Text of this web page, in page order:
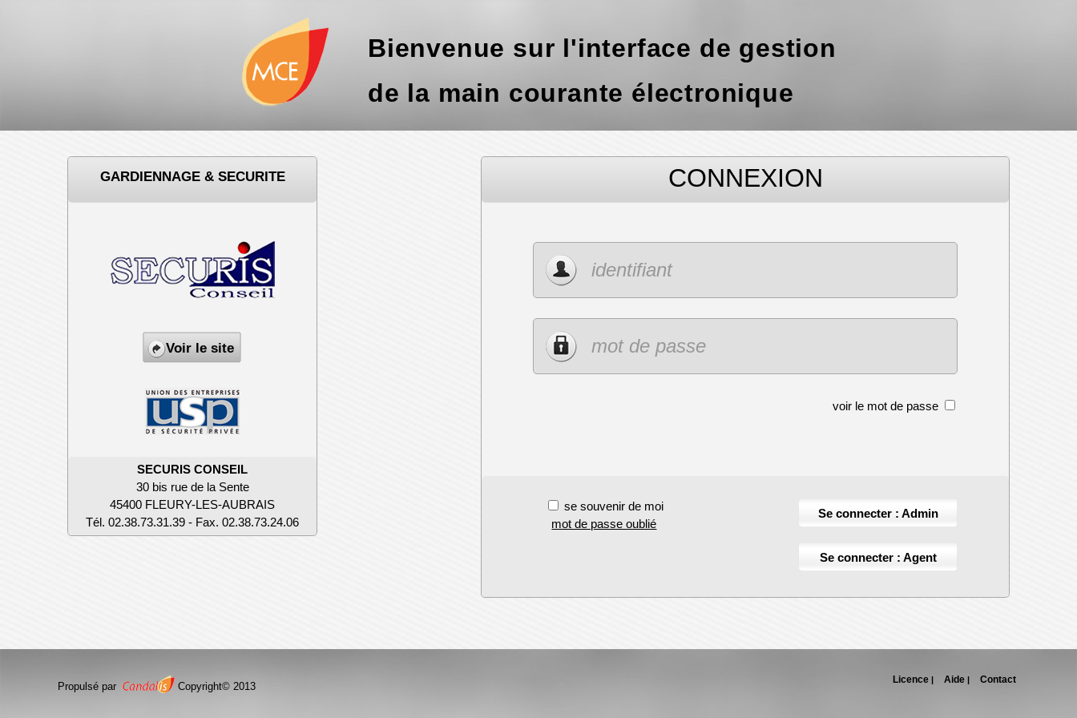
Bienvenue sur l'interface de gestion
de la main courante électronique
GARDIENNAGE & SECURITE
Voir le site
SECURIS CONSEIL
30 bis rue de la Sente
45400 FLEURY-LES-AUBRAIS
Tél. 02.38.73.31.39 - Fax. 02.38.73.24.06
CONNEXION
voir le mot de passe
se souvenir de moi
mot de passe oublié
Se connecter : Admin
Se connecter : Agent
Propulsé par Copyright© 2013
Licence Aide Contact